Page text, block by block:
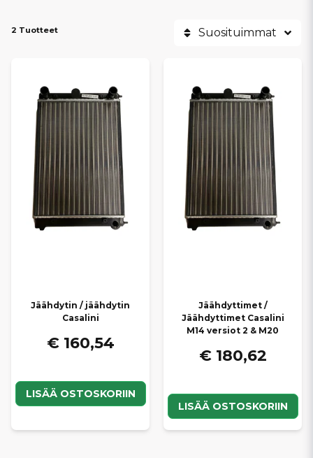
käyttöikää ja varmistat Casalini-mopoautosi häiriöttömän
toiminnan ympäri vuoden. Tarjoammenopeat toimitukset
kilpailukykyiset hinnat
, jotta löydät helposti sopivan
jäähdyttimen omaan Casalini-mopoautoosi.
2 Tuotteet Suosituimmat
Jäähdytin / jäähdytin
Casalini
€ 160,54
LISÄÄ OSTOSKORIIN
Jäähdyttimet /
Jäähdyttimet Casalini
M14 versiot 2 & M20
€ 180,62
LISÄÄ OSTOSKORIIN